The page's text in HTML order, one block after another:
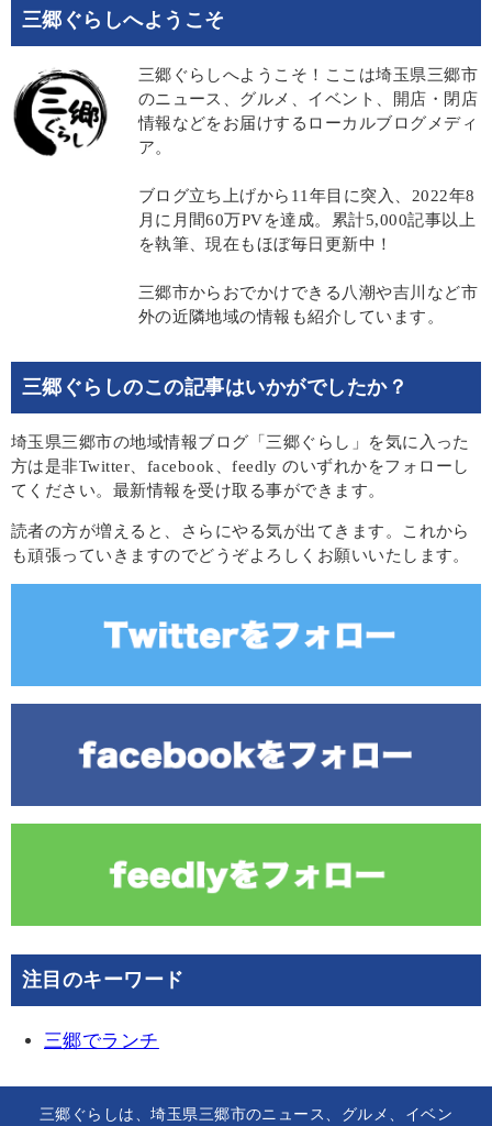
三郷ぐらしへようこそ
三郷ぐらしへようこそ！ここは埼玉県三郷市
のニュース、グルメ、イベント、開店・閉店
情報などをお届けするローカルブログメディ
ア。
ブログ立ち上げから11年目に突入、2022年8
月に月間60万PVを達成。累計5,000記事以上
を執筆、現在もほぼ毎日更新中！
三郷市からおでかけできる八潮や吉川など市
外の近隣地域の情報も紹介しています。
三郷ぐらしのこの記事はいかがでしたか？
埼玉県三郷市の地域情報ブログ「三郷ぐらし」を気に入った
方は是非Twitter、facebook、feedly のいずれかをフォローし
てください。最新情報を受け取る事ができます。
読者の方が増えると、さらにやる気が出てきます。これから
も頑張っていきますのでどうぞよろしくお願いいたします。
注目のキーワード
三郷でランチ
三郷ぐらしは、埼玉県三郷市のニュース、グルメ、イベン